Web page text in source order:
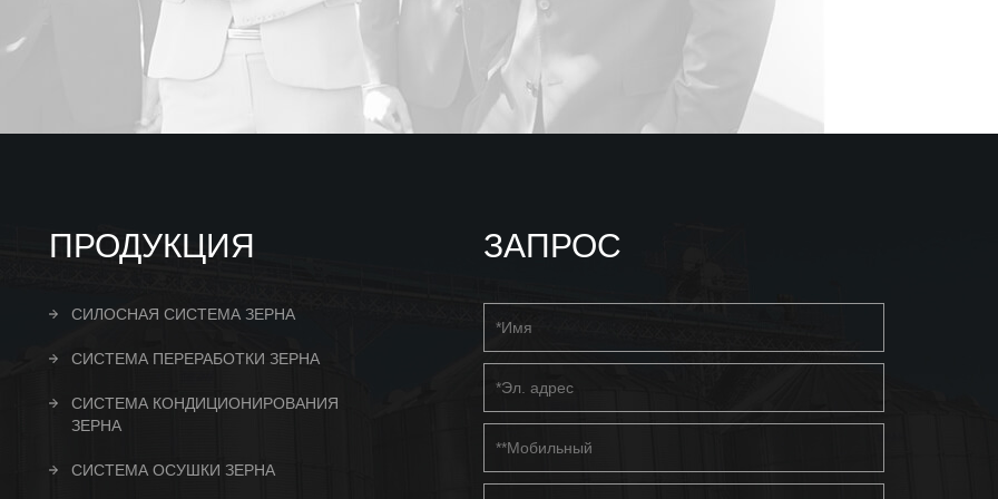
ПРОДУКЦИЯ
СИЛОСНАЯ СИСТЕМА ЗЕРНА
СИСТЕМА ПЕРЕРАБОТКИ ЗЕРНА
СИСТЕМА КОНДИЦИОНИРОВАНИЯ
ЗЕРНА
СИСТЕМА ОСУШКИ ЗЕРНА
ЗАПРОС